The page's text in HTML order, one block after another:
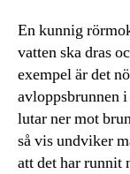
En kunnig
vatten ska dras
exempel är det
avloppsbrunnen
lutar ner mot
så vis undviker
att det har runnit